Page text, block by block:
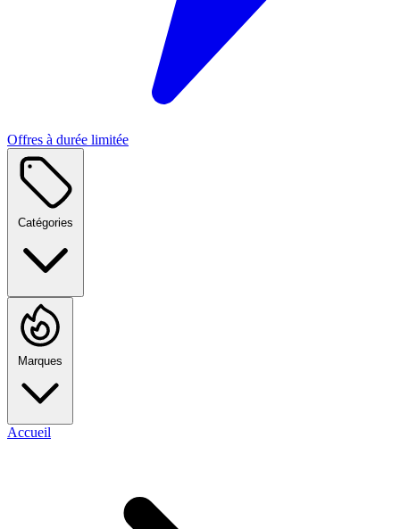
Offres à durée limitée
Catégories
Marques
Accueil